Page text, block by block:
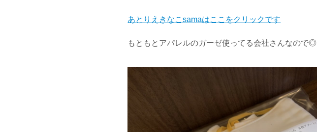
あとりえきなこsamaはここをクリックです
もともとアパレルのガーゼ使ってる会社さんなので◎